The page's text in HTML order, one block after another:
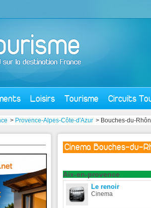
Loisirs Tourisme Circuits
> Provence-Alpes-Côte-d'Azur > Bouches-du-
Cinema Bouches-du-
Aix-en-provence
Le renoir
Cinema